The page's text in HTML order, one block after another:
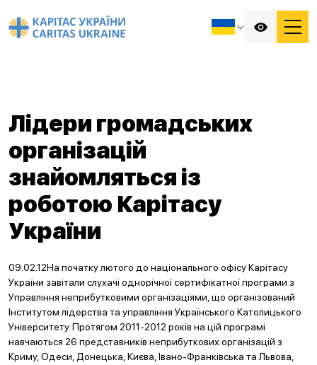
Лідери громадських
організацій
знайомляться із
роботою Карітасу
України
09.02.12На початку лютого до національного офісу Карітасу
України завітали слухачі однорічної сертифікатної програми з
Управління неприбутковими організаціями, що організований
Інститутом лідерства та управління Українського Католицького
Університету. Протягом 2011-2012 років на цій програмі
навчаються 26 представників неприбуткових організацій з
Криму, Одеси, Донецька, Києва, Івано-Франківська та Львова,